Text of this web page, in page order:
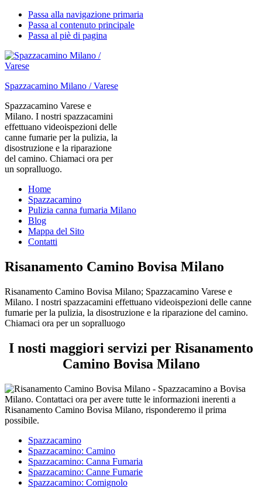
Passa alla navigazione primaria
Passa al contenuto principale
Passa al piè di pagina
Spazzacamino Milano / Varese
Spazzacamino Varese e
Milano. I nostri spazzacamini
effettuano videoispezioni delle
canne fumarie per la pulizia, la
disostruzione e la riparazione
del camino. Chiamaci ora per
un sopralluogo.
Home
Spazzacamino
Pulizia canna fumaria Milano
Blog
Mappa del Sito
Contatti
Risanamento Camino Bovisa Milano
Risanamento Camino Bovisa Milano; Spazzacamino Varese e
Milano. I nostri spazzacamini effettuano videoispezioni delle canne
fumarie per la pulizia, la disostruzione e la riparazione del camino.
Chiamaci ora per un sopralluogo
I nosti maggiori servizi per Risanamento
Camino Bovisa Milano
Spazzacamino
Spazzacamino: Camino
Spazzacamino: Canna Fumaria
Spazzacamino: Canne Fumarie
Spazzacamino: Comignolo